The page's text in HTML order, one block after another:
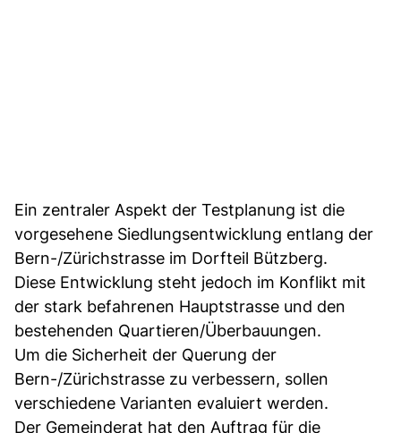
Ein zentraler Aspekt der Testplanung ist die
vorgesehene Siedlungsentwicklung entlang der
Bern-/Zürichstrasse im Dorfteil Bützberg.
Diese Entwicklung steht jedoch im Konflikt mit
der stark befahrenen Hauptstrasse und den
bestehenden Quartieren/Überbauungen.
Um die Sicherheit der Querung der
Bern-/Zürichstrasse zu verbessern, sollen
verschiedene Varianten evaluiert werden.
Der Gemeinderat hat den Auftrag für die